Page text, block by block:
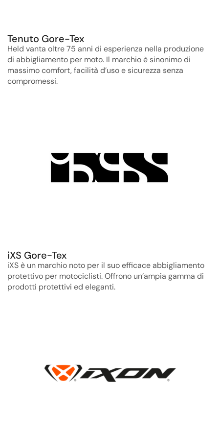
Tenuto Gore-Tex
Held vanta oltre 75 anni di esperienza nella produzione
di abbigliamento per moto. Il marchio è sinonimo di
massimo comfort, facilità d’uso e sicurezza senza
compromessi.
iXS Gore-Tex
iXS è un marchio noto per il suo efficace abbigliamento
protettivo per motociclisti. Offrono un’ampia gamma di
prodotti protettivi ed eleganti.